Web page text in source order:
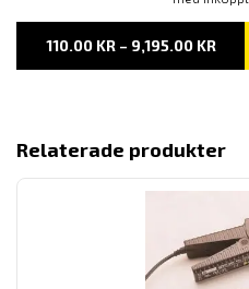
110.00 KR – 9,195.00 KR
TILL
Relaterade produkter